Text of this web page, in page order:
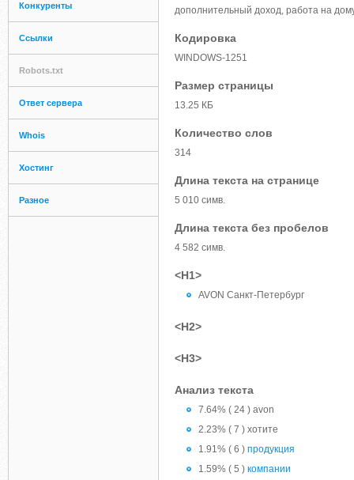
Конкуренты
Ссылки
Robots.txt
Ответ сервера
Whois
Хостинг
Разное
дополнительный доход, работа на
Кодировка
WINDOWS-1251
Размер страницы
13.25 КБ
Количество слов
314
Длина текста на странице
5 010 симв.
Длина текста без пробелов
4 582 симв.
<H1>
AVON Санкт-Петербург
<H2>
<H3>
Анализ текста
7.64% ( 24 ) avon
2.23% ( 7 ) хотите
1.91% ( 6 ) продукция
1.59% ( 5 ) компании